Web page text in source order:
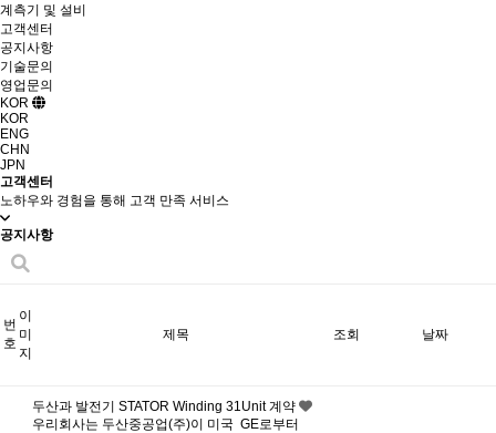
계측기 및 설비
고객센터
공지사항
기술문의
영업문의
KOR
KOR
ENG
CHN
JPN
고객센터
노하우와 경험을 통해 고객 만족 서비스
공지사항
번
호
이
미
지
제목 조회 날짜
두산과 발전기 STATOR Winding 31Unit 계약
우리회사는 두산중공업(주)이 미국 GE로부터